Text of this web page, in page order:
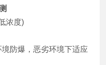
浓度)
防爆，恶劣环境下适应